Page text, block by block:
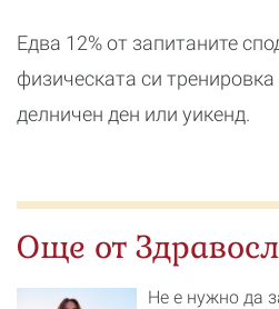
Едва 12% от запитаните
физическата си
делничен ден или уикенд.
Още от
Не е нужно да